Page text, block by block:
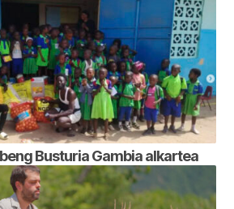
Busturia Gambia alkartea